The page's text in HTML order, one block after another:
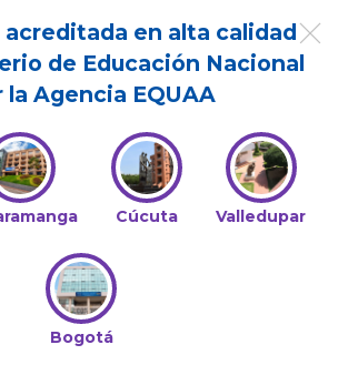
en alta calidad
de Educación Nacional
la Agencia EQUAA
Cúcuta Valledupar
Bogotá